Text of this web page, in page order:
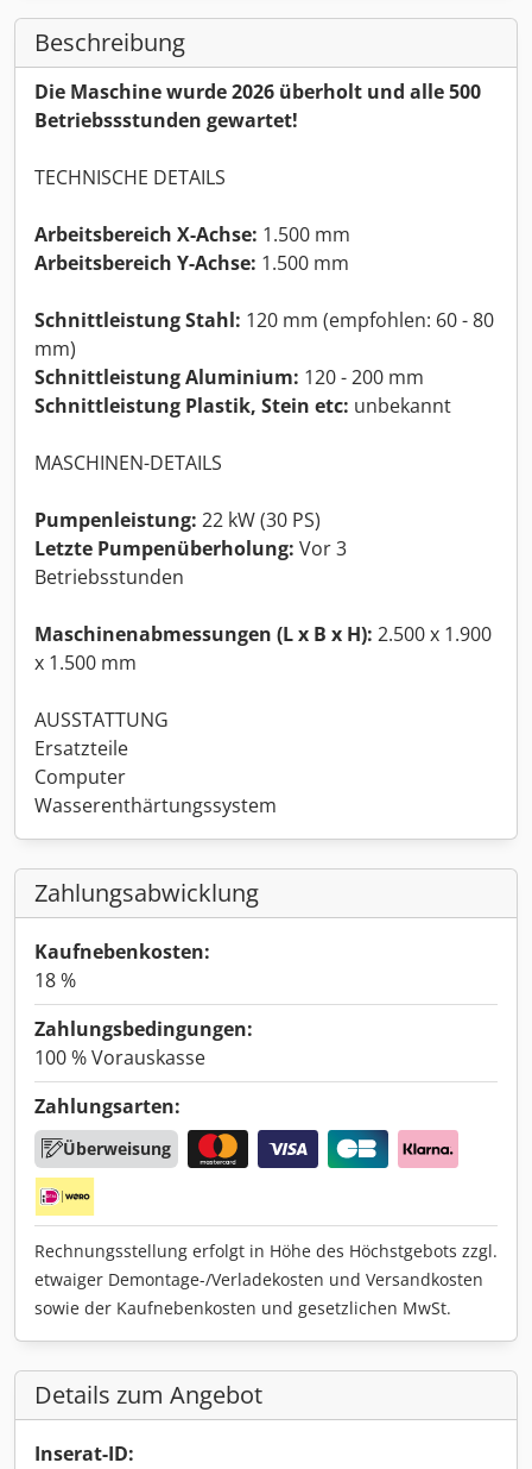
Beschreibung
Die Maschine wurde 2026 überholt und alle 500
Betriebssstunden gewartet!
TECHNISCHE DETAILS
Arbeitsbereich X-Achse: 1.500 mm
Arbeitsbereich Y-Achse: 1.500 mm
Schnittleistung Stahl: 120 mm (empfohlen: 60 - 80
mm)
Schnittleistung Aluminium: 120 - 200 mm
Schnittleistung Plastik, Stein etc: unbekannt
MASCHINEN-DETAILS
Pumpenleistung: 22 kW (30 PS)
Letzte Pumpenüberholung: Vor 3
Betriebsstunden
Maschinenabmessungen (L x B x H): 2.500 x 1.900
x 1.500 mm
AUSSTATTUNG
Ersatzteile
Computer
Wasserenthärtungssystem
Zahlungsabwicklung
Kaufnebenkosten:
18 %
Zahlungsbedingungen:
100 % Vorauskasse
Zahlungsarten:
Überweisung
Rechnungsstellung erfolgt in Höhe des Höchstgebots zzgl.
etwaiger Demontage-/Verladekosten und Versandkosten
sowie der Kaufnebenkosten und gesetzlichen MwSt.
Details zum Angebot
Inserat-ID: